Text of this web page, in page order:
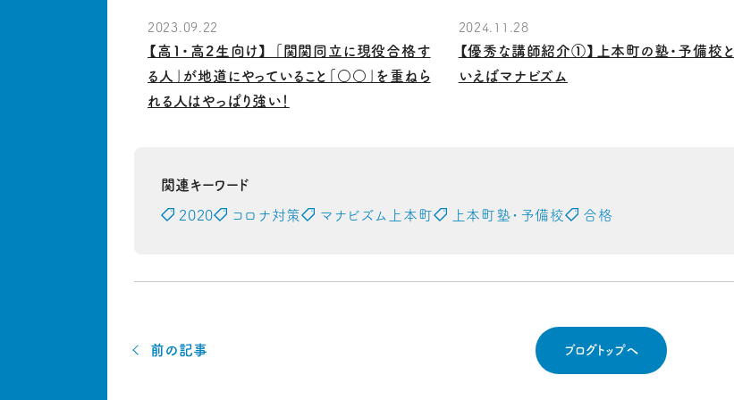
2023.09.22
【高1・高2生向け】 「関関同立に現役合格す
る人」が地道にやっていること「○○」を重ねら
れる人はやっぱり強い！
2024.11.28
【優秀な講師紹介①】上本町の塾・予備校と
いえばマナビズム
関連キーワード
2020 コロナ対策 マナビズム上本町 上本町塾・予備校 合格
前の記事 ブログトップへ